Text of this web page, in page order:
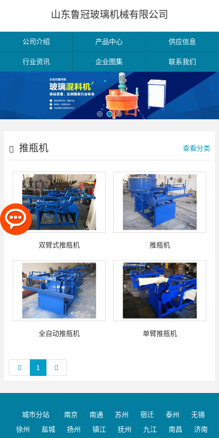
山东鲁冠玻璃机械有限公司
公司介绍 产品中心 供应信息
行业资讯 企业图集 联系我们
推瓶机 查看分类
双臂式推瓶机 推瓶机
全自动推瓶机 单臂推瓶机
1
城市分站 南京 南通 苏州 宿迁 泰州
无锡
徐州
盐城 扬州 镇江 抚州 九江 南昌 济南